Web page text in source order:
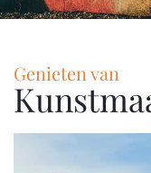
Genieten van